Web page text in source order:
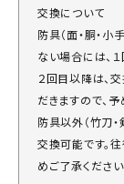
交換について
防具（面・胴・
ない場合には、
２回目以降は、
だきますので、予
防具以外（竹刀
交換可能です。
めご了承ください